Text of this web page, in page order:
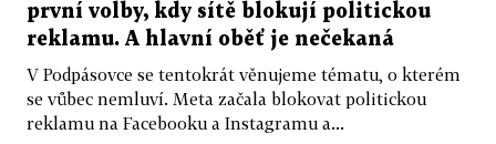
první volby, kdy sítě blokují politickou
reklamu. A hlavní oběť je nečekaná
V Podpásovce se tentokrát věnujeme tématu, o kterém
se vůbec nemluví. Meta začala blokovat politickou
reklamu na Facebooku a Instagramu a...